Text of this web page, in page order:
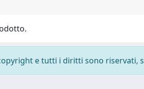
e tutti i diritti sono riservati,